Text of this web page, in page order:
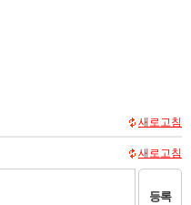
새로고침
새로고침
등록